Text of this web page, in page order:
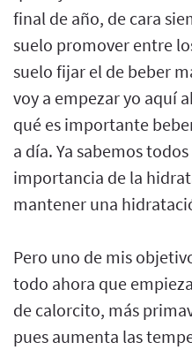
final de año, de cara
suelo promover entre
suelo fijar el de beber
voy a empezar yo aquí
qué es importante
a día. Ya sabemos
importancia de la
mantener una
Pero uno de mis
todo ahora que
de calorcito, más
pues aumenta las